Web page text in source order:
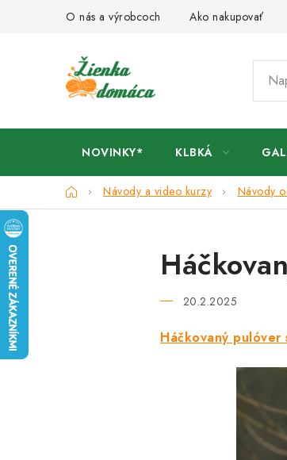
O nás a výrobcoch Ako nakupovať
NOVINKY* KLBKÁ
DomovNávody a video kurzy Návody
20.2.2025
Háčkovaný